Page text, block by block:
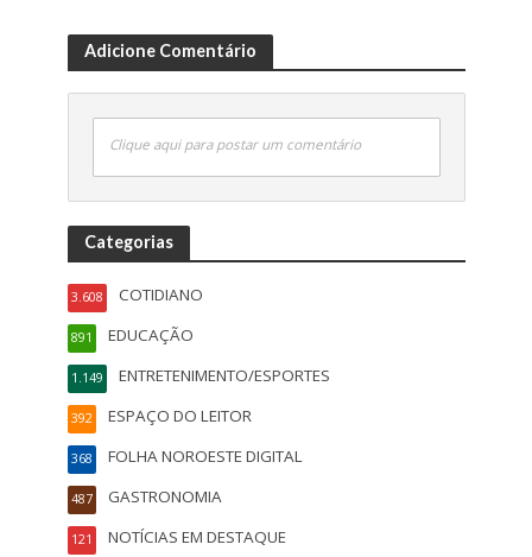
Adicione Comentário
Clique aqui para postar um comentário
Categorias
COTIDIANO
3.608
EDUCAÇÃO
891
ENTRETENIMENTO/ESPORTES
1.149
ESPAÇO DO LEITOR
392
FOLHA NOROESTE DIGITAL
368
GASTRONOMIA
487
NOTÍCIAS EM DESTAQUE
121